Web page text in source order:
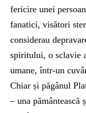
fericire unei
fanatici, visători
considerau
spiritului, o sclavie
umane, într-un
Chiar și păgânul
– una pământească